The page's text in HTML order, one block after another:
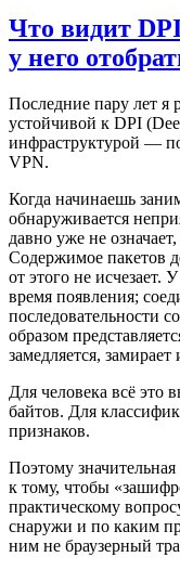
Что видит
у него
Последние пару лет я
устойчивой к DPI
инфраструктурой —
VPN.
Когда начинаешь
обнаруживается
давно уже не
Содержимое пакетов
от этого не исчезает.
время появления;
последовательности
образом
замедляется,
Для человека всё это
байтов. Для
признаков.
Поэтому
к тому, чтобы
практическому
снаружи и по каким
ним не браузерный